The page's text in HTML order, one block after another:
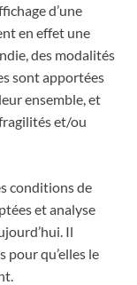
d’une
en effet une
des modalités
sont apportées
ensemble, et
et/ou
conditions de
et analyse
Il
qu’elles le